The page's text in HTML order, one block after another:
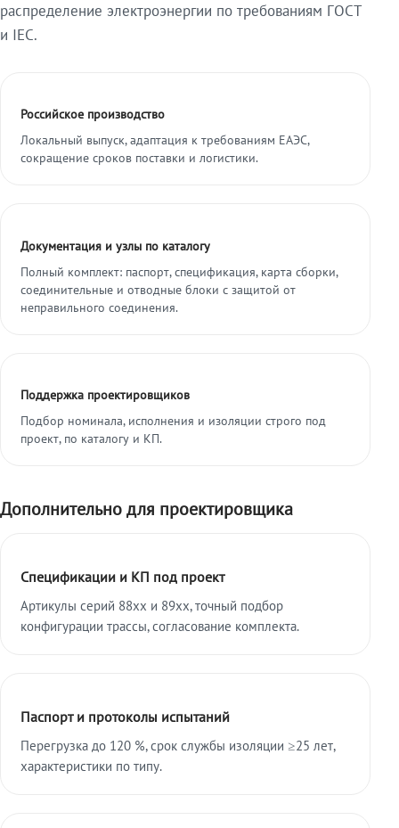
распределение электроэнергии по требованиям ГОСТ
и IEC.
Российское производство
Локальный выпуск, адаптация к требованиям ЕАЭС,
сокращение сроков поставки и логистики.
Документация и узлы по каталогу
Полный комплект: паспорт, спецификация, карта сборки,
соединительные и отводные блоки с защитой от
неправильного соединения.
Поддержка проектировщиков
Подбор номинала, исполнения и изоляции строго под
проект, по каталогу и КП.
Дополнительно для проектировщика
Спецификации и КП под проект
Артикулы серий 88xx и 89xx, точный подбор
конфигурации трассы, согласование комплекта.
Паспорт и протоколы испытаний
Перегрузка до 120 %, срок службы изоляции ≥25 лет,
характеристики по типу.